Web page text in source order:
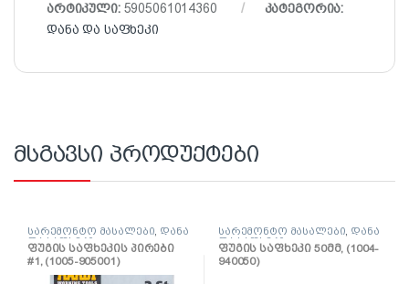
არტიკული: 5905061014360
კატეგორია:
დანა და საფხეკი
მსგავსი პროდუქტები
სარემონტო მასალები დანა
და საფხეკი
ფუგის საფხეკის პირები
#1, (1005-905001)
სარემონტო მასალები დანა
და საფხეკი
ფუგის საფხეკი 50მმ, (1004-
940050)